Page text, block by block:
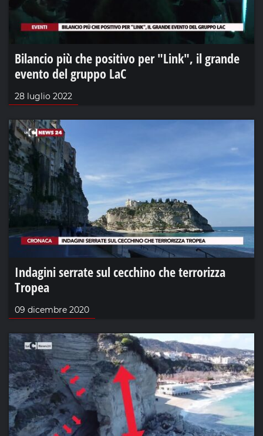
Bilancio più che positivo per "Link", il grande
evento del gruppo LaC
28 luglio 2022
Indagini serrate sul cecchino che terrorizza
Tropea
09 dicembre 2020